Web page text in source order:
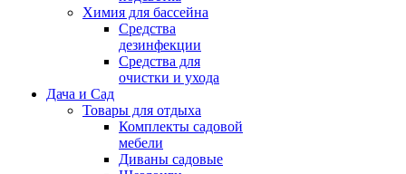
Химия для бассейна
Средства
дезинфекции
Средства для
очистки и ухода
Дача и Сад
Товары для отдыха
Комплекты садовой
мебели
Диваны садовые